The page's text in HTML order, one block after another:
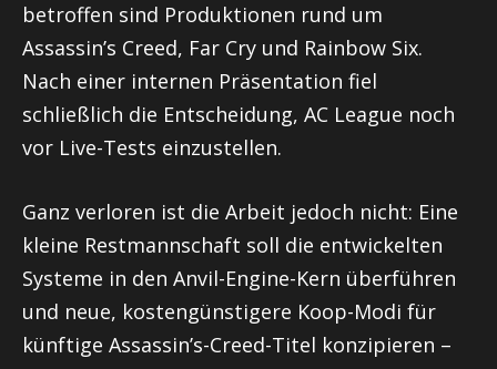
betroffen sind Produktionen rund um
Assassin’s Creed, Far Cry und Rainbow Six.
Nach einer internen Präsentation fiel
schließlich die Entscheidung, AC League noch
vor Live-Tests einzustellen.
Ganz verloren ist die Arbeit jedoch nicht: Eine
kleine Restmannschaft soll die entwickelten
Systeme in den Anvil-Engine-Kern überführen
und neue, kostengünstigere Koop-Modi für
künftige Assassin’s-Creed-Titel konzipieren –